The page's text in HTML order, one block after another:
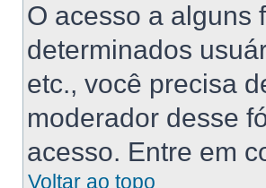
O acesso a alguns
determinados
etc., você precisa
moderador desse
acesso. Entre em
Voltar ao topo